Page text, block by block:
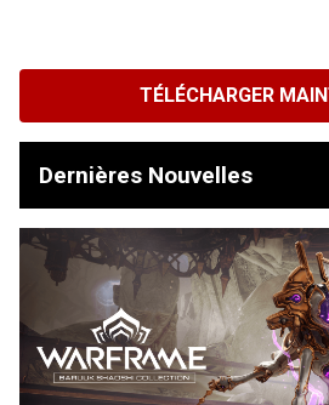
TÉLÉCHARGER
Dernières Nouvelles